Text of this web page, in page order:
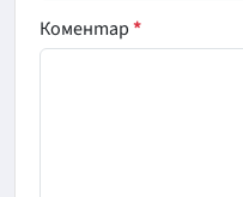
Коментар*